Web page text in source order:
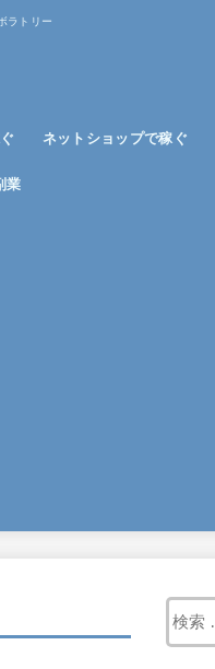
ラトリー
ネットショップで稼ぐ
業